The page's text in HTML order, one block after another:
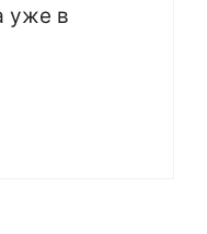
уже в